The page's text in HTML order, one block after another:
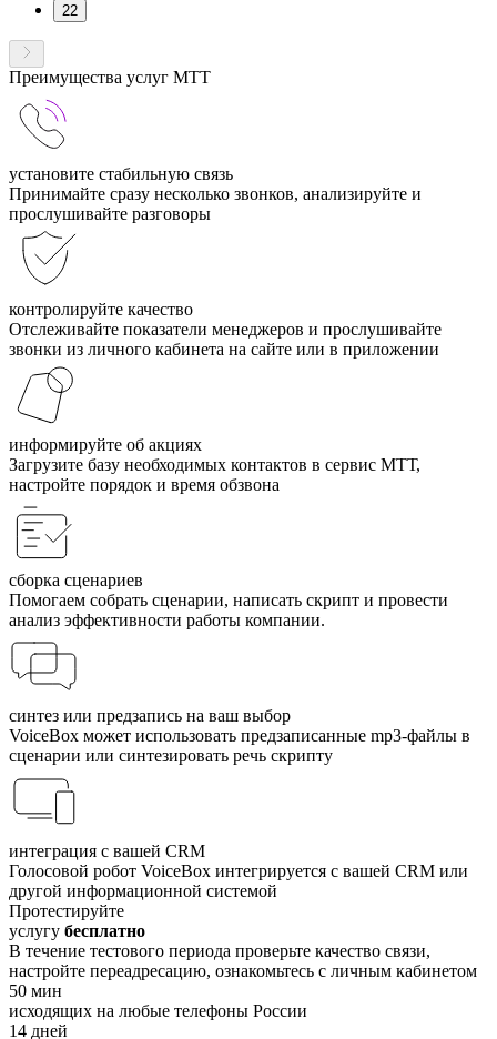
22
Преимущества услуг МТТ
установите стабильную связь
Принимайте сразу несколько звонков, анализируйте и
прослушивайте разговоры
контролируйте качество
Отслеживайте показатели менеджеров и прослушивайте
звонки из личного кабинета на сайте или в приложении
информируйте об акциях
Загрузите базу необходимых контактов в сервис МТТ,
настройте порядок и время обзвона
сборка сценариев
Помогаем собрать сценарии, написать скрипт и провести
анализ эффективности работы компании.
синтез или предзапись на ваш выбор
VoiceBox может использовать предзаписанные mp3-файлы в
сценарии или синтезировать речь скрипту
интеграция с вашей CRM
Голосовой робот VoiceBox интегри­руется с вашей CRM или
другой информационной системой
Протестируйте
услугу бесплатно
В течение тестового периода проверьте качество связи,
настройте переадресацию, ознакомьтесь с личным кабинетом
50 мин
исходящих на любые телефоны России
14 дней